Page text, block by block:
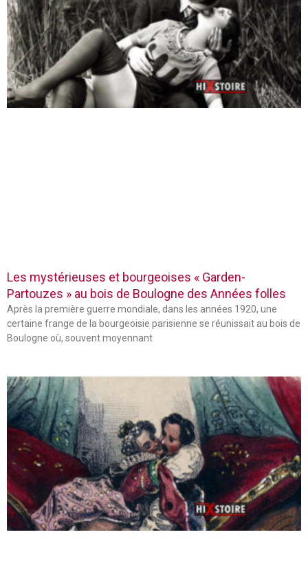
Les mystérieuses et bourgeoises « Garden-
Partouzes » au bois de Boulogne des Années folles
Après la première guerre mondiale, dans les années 1920, une
certaine frange de la bourgeoisie parisienne se réunissait au bois de
Boulogne où, souvent moyennant